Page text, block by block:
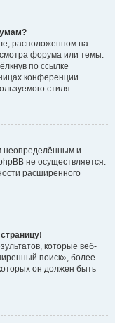
расположенном на
форума или темы.
по ссылке
конференции.
стиля.
неопределённым и
не осуществляется.
расширенного
которые веб-
поиск», более
он должен быть